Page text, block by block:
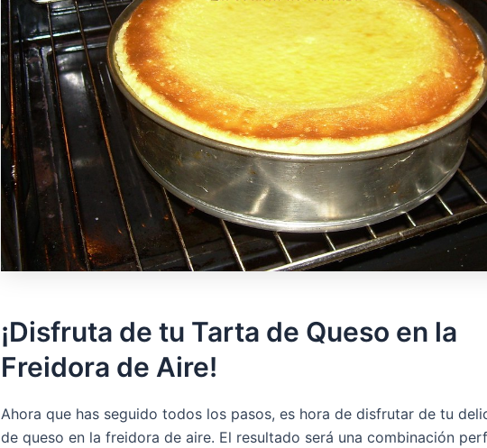
¡Disfruta de tu Tarta de Queso en la
Freidora de Aire!
Ahora que has seguido todos los pasos, es hora de disfrutar de tu
de queso en la freidora de aire. El resultado será una combinación